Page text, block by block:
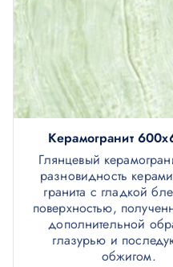
Керамогранит
Глянцевый
разновидность
гранита с гладкой
поверхностью,
дополнительной
глазурью и
обжигом.